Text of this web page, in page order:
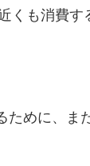
くも消費す
めに、ま